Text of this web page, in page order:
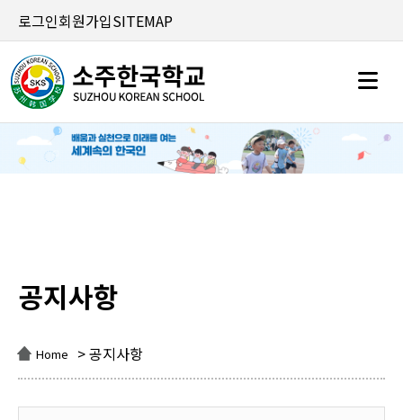
로그인회원가입SITEMAP
공지사항
Home > 공지사항